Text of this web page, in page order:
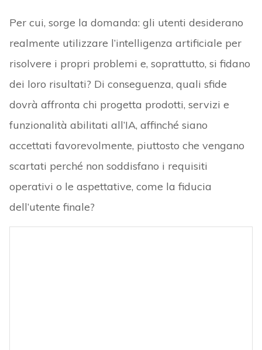
Per cui, sorge la domanda: gli utenti desiderano
realmente utilizzare l’intelligenza artificiale per
risolvere i propri problemi e, soprattutto, si fidano
dei loro risultati? Di conseguenza, quali sfide
dovrà affronta chi progetta prodotti, servizi e
funzionalità abilitati all’IA, affinché siano
accettati favorevolmente, piuttosto che vengano
scartati perché non soddisfano i requisiti
operativi o le aspettative, come la fiducia
dell’utente finale?